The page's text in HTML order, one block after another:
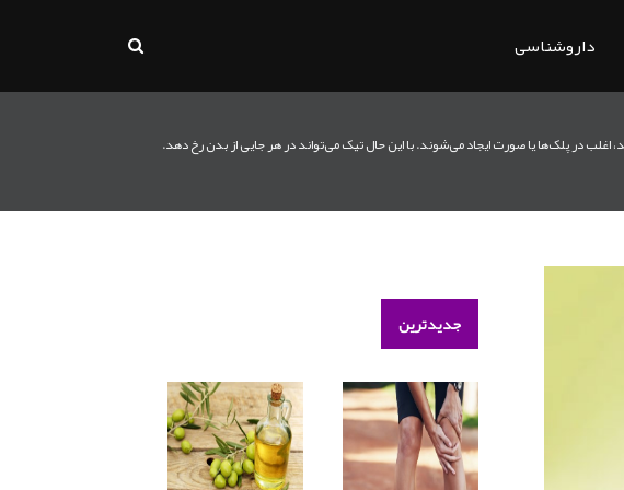
داروشناسی
در پلک‌ها یا صورت ایجاد می‌شوند. با این حال تیک می‌تواند در هر جایی از بدن رخ دهد.
جدیدترین